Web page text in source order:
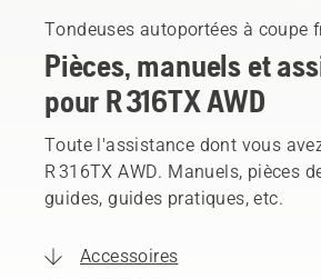
Tondeuses autoportées à coupe
Pièces, manuels et
pour R 316TX AWD
Toute l'assistance dont vous
R 316TX AWD. Manuels, pièces
guides, guides pratiques, etc.
Accessoires